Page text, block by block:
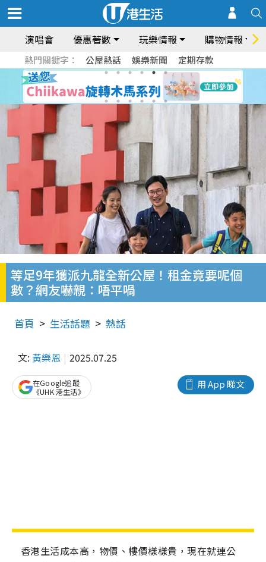
演唱會 優惠著數 玩樂情報 購物情報
熱門關鍵字： 公屋熱話 娛樂新聞 定期存款
等足9年獲派九龍全新公屋！租金竟要呢個
數？網友嚇親：唔平喎
首頁 生活話題 熱話
文: 黃樂恩 2025.07.25
用 App 睇文
在Google追蹤
《UHK 港生活》
香港生活成本高，物價、樓價樣樣貴，現在就連公